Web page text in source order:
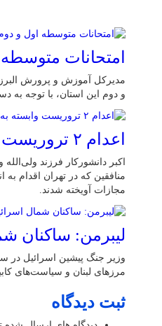
امتحانات
و دوم این استان، با توجه
اعدام ۲ تروریست وابسته به گروهک تروریستی منافقین
اکبر دانشورکار فرزند
منافقین که در تهران اقدام
مجازات آویخته شدند.
لیبرمن: ساکنان شمال اسرائیل
وزیر جنگ پیشین اسرائیل در
مرزهای لبنان و سیاست‌های کابینه
ثبت دیدگاه